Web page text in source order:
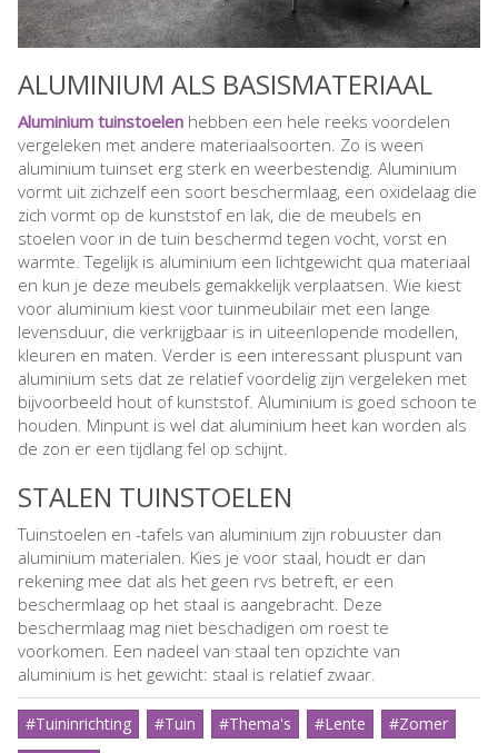
ALUMINIUM ALS BASISMATERIAAL
Aluminium tuinstoelen hebben een hele reeks voordelen
vergeleken met andere materiaalsoorten. Zo is ween
aluminium tuinset erg sterk en weerbestendig. Aluminium
vormt uit zichzelf een soort beschermlaag, een oxidelaag die
zich vormt op de kunststof en lak, die de meubels en
stoelen voor in de tuin beschermd tegen vocht, vorst en
warmte. Tegelijk is aluminium een lichtgewicht qua materiaal
en kun je deze meubels gemakkelijk verplaatsen. Wie kiest
voor aluminium kiest voor tuinmeubilair met een lange
levensduur, die verkrijgbaar is in uiteenlopende modellen,
kleuren en maten. Verder is een interessant pluspunt van
aluminium sets dat ze relatief voordelig zijn vergeleken met
bijvoorbeeld hout of kunststof. Aluminium is goed schoon te
houden. Minpunt is wel dat aluminium heet kan worden als
de zon er een tijdlang fel op schijnt.
STALEN TUINSTOELEN
Tuinstoelen en -tafels van aluminium zijn robuuster dan
aluminium materialen. Kies je voor staal, houdt er dan
rekening mee dat als het geen rvs betreft, er een
beschermlaag op het staal is aangebracht. Deze
beschermlaag mag niet beschadigen om roest te
voorkomen. Een nadeel van staal ten opzichte van
aluminium is het gewicht: staal is relatief zwaar.
#Tuininrichting #Tuin #Thema's #Lente #Zomer